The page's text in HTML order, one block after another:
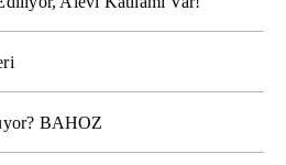
BAHOZ